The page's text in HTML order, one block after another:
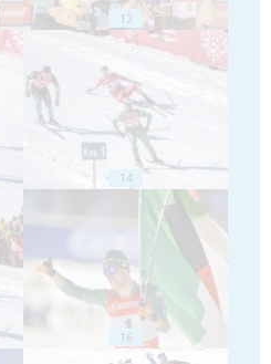
12
14
16